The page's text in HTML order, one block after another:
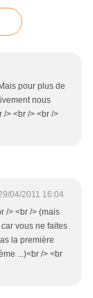
pour plus de
nous
/> <br /> <br />
04/2011 16:04
/> <br /> (mais
vous ne faites
la première
...)<br /> <br